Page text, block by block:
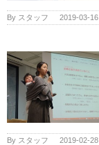
By スタッフ 2019-03-16
By スタッフ 2019-02-28